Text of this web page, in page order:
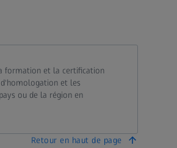
formation et la certification
d'homologation et les
ou de la région en
Retour en haut de page